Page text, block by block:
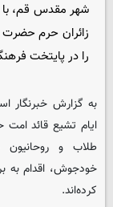
شهر مقدس قم، با
زائران حرم
را در پایتخت
به گزارش خبرنگار
ایام تشیع قائد
طلاب و روحانیون
خودجوش، اقدام به
کرده‌اند.